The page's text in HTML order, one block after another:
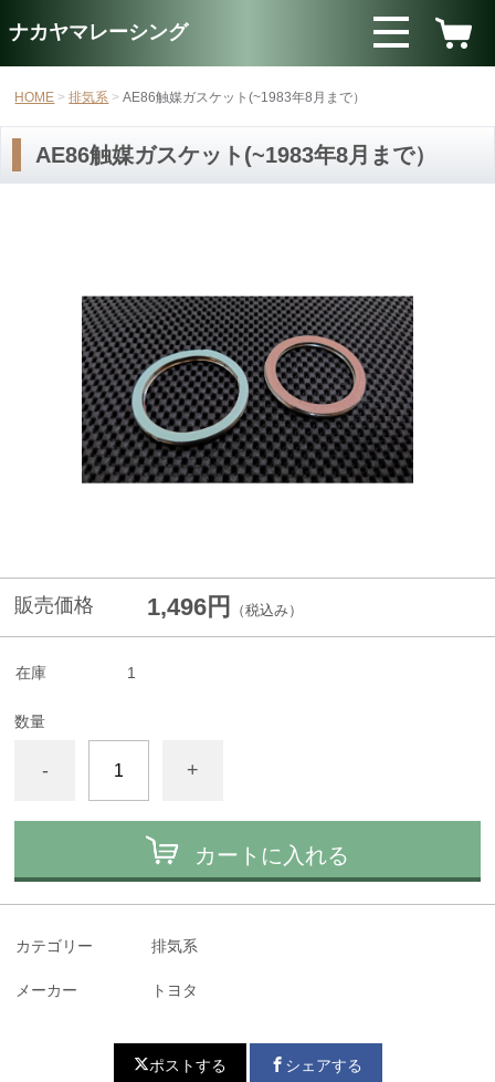
ナカヤマレーシング
HOME 排気系 AE86触媒ガスケット(~1983年8月まで）
AE86触媒ガスケット(~1983年8月まで）
販売価格 1,496円 （税込み）
在庫 1
数量
- +
カートに入れる
カテゴリー 排気系
メーカー トヨタ
ポストする シェアする